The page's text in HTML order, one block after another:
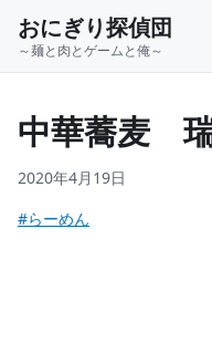
おにぎり探偵団
～麺と肉とゲームと俺～
中華蕎麦 瑞
2020年4月19日
#らーめん